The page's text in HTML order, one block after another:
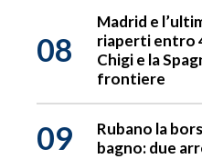
08
Madrid e
riaperti entro
Chigi e la
frontiere
09
Rubano la
bagno: due